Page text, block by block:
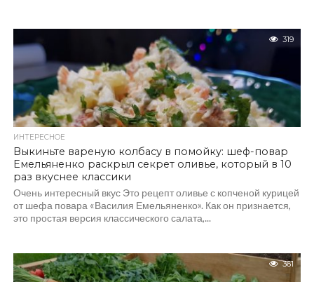
319
ИНТЕРЕСНОЕ
Выкиньте вареную колбасу в помойку: шеф-повар
Емельяненко раскрыл секрет оливье, который в 10
раз вкуснее классики
Очень интересный вкус Это рецепт оливье с копченой курицей
от шефа повара «Василия Емельяненко». Как он признается,
это простая версия классического салата,...
361